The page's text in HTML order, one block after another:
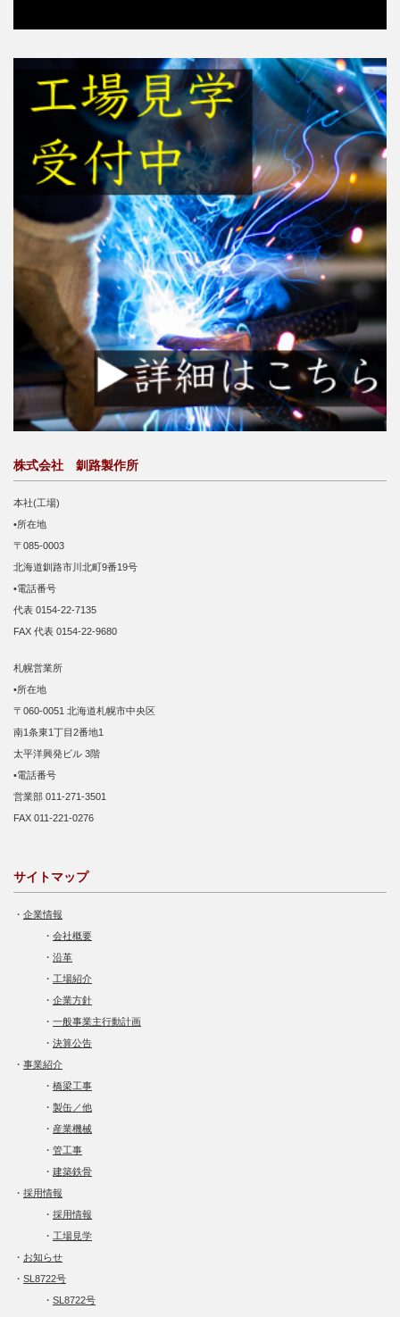
株式会社 釧路製作所
本社(工場)
•所在地
〒085-0003
北海道釧路市川北町9番19号
•電話番号
代表 0154-22-7135
FAX 代表 0154-22-9680
札幌営業所
•所在地
〒060-0051 北海道札幌市中央区
南1条東1丁目2番地1
太平洋興発ビル 3階
•電話番号
営業部 011-271-3501
FAX 011-221-0276
サイトマップ
・ 企業情報
・ 会社概要
・ 沿革
・ 工場紹介
・ 企業方針
・ 一般事業主行動計画
・ 決算公告
・ 事業紹介
・ 橋梁工事
・ 製缶／他
・ 産業機械
・ 管工事
・ 建築鉄骨
・ 採用情報
・ 採用情報
・ 工場見学
・ お知らせ
・ SL8722号
・ SL8722号